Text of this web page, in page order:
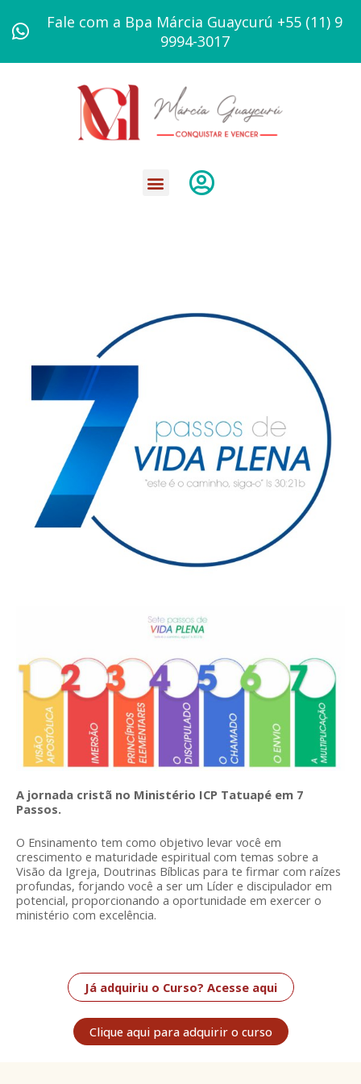
para
conteúdo
Fale com a Bpa Márcia Guaycurú +55 (11) 9
9994-3017
A jornada cristã no Ministério ICP Tatuapé em 7
Passos.
O Ensinamento tem como objetivo levar você em
crescimento e maturidade espiritual com temas sobre a
Visão da Igreja, Doutrinas Bíblicas para te firmar com raízes
profundas, forjando você a ser um Líder e discipulador em
potencial, proporcionando a oportunidade em exercer o
ministério com excelência.
Já adquiriu o Curso? Acesse aqui
Clique aqui para adquirir o curso